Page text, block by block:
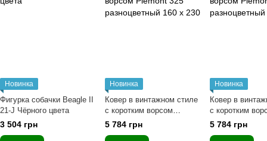
Новинка
Фигурка собачки Beagle II
21-J Чёрного цвета
3 504 грн
Новинка
Ковер в винтажном стиле
с коротким ворсом
Piemont 325
разноцветный 160 х 230
5 784 грн
Новинка
Ковер в
с коротким
Piemont 425
разноцветный
5 784 грн